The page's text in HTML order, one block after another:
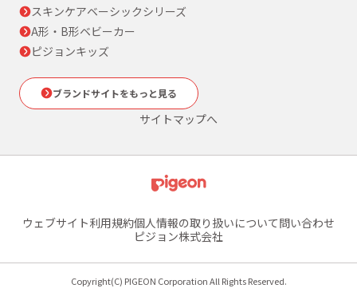
スキンケアベーシックシリーズ
A形・B形ベビーカー
ピジョンキッズ
ブランドサイトをもっと見る
サイトマップへ
ウェブサイト利用規約個人情報の取り扱いについて問い合わせ
ピジョン株式会社
Copyright(C) PIGEON Corporation All Rights Reserved.